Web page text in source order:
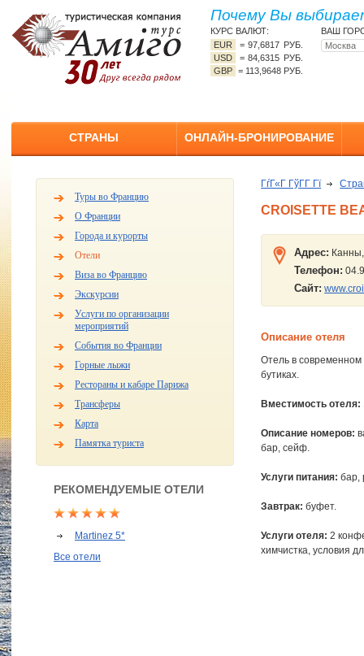
Почему Вы
КУРС ВАЛЮТ:
EUR
=97,6817 РУБ.
USD
=84,6315 РУБ.
GBP = 113,9648 РУБ.
ВАШ
СТРАНЫ ОНЛАЙН-БРОНИРОВАНИЕ
Туры во Францию
О Франции
Города и курорты
Отели
Виза во Францию
Экскурсии
Услуги по организации
мероприятий
События во Франции
Горные лыжи
Рестораны и кабаре Парижа
Трансферы
Карта
Памятка туриста
РЕКОМЕНДУЕМЫЕ ОТЕЛИ
Martinez 5*
Все отели
ГѓГ«Г ГўГ­Г Гї
CROISETTE
Адрес:
Телефон:
Сайт:
Описание отеля
Отель в современном
бутиках.
Вместимость отеля:
Описание номеров:
бар, сейф.
Услуги питания: бар,
Завтрак: буфет.
Услуги отеля: 2
химчистка, условия